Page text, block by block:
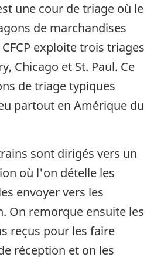
une cour de triage où le
de marchandises
exploite trois triages
Chicago et St. Paul. Ce
de triage typiques
partout en Amérique du
sont dirigés vers un
où l'on dételle les
envoyer vers les
On remorque ensuite les
reçus pour les faire
réception et on les